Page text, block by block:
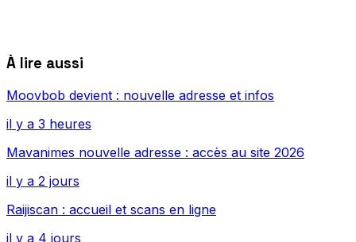
À lire aussi
Moovbob devient : nouvelle adresse et infos
il y a 3 heures
Mavanimes nouvelle adresse : accès au site 2026
il y a 2 jours
Raijiscan : accueil et scans en ligne
il y a 4 jours